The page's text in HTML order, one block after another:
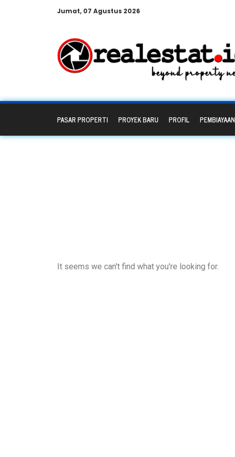
Jumat, 07 Agustus 2026
PASAR PROPERTI PROYEK BARU PROFIL PEMBIAYAAN
It seems we can't find what you're looking for.